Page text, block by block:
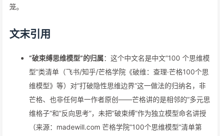
笼。
文末引用
“破束缚思维模型”的归属：这个中文名是中文”100 个思维模
型”类清单（飞书/知乎/芒格学院《破维：查理·芒格100个思
维模型》等）对”打破隐性思维边界”这一做法的归纳名，非
芒格、也非任何单一作者原创——芒格讲的是相邻的”多元思
维格子”和”反向思考”，未把”破束缚”作为独立模型命名讲授
（来源：madewill.com 芒格学院”100个思维模型”清单第